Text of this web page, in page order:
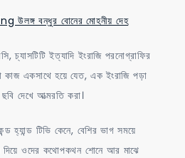
বন্ধুর বোনের মোহনীয় দেহ
চ্যাসটিটি ইত্যাদি ইংরাজি পরনোগ্রাফির
একসাথে হয়ে যেত, এক ইংরাজি পড়া
দেখে আত্মরতি করা।
হ্যান্ড টিভি কেনে, বেশির ভাগ সময়ে
দিয়ে ওদের কথোপকথন শোনে আর মাঝে